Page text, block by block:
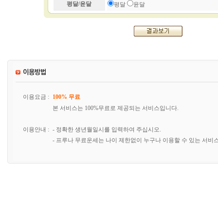
평달/윤달 평달 윤달
이용요금 :
100% 무료
본 서비스는 100%무료로 제공되는 서비스입니다.
이용안내 : - 정확한 생년월일시를 입력하여 주십시오.
- 프루나 무료운세는 나이 제한없이 누구나 이용할 수 있는 서비